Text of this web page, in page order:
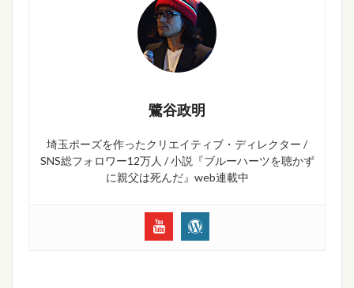
鷺谷政明
埼玉ポーズを作ったクリエイティブ・ディレクター /
SNS総フォロワー12万人 / 小説『ブルーハーツを聴かず
に親父は死んだ』web連載中